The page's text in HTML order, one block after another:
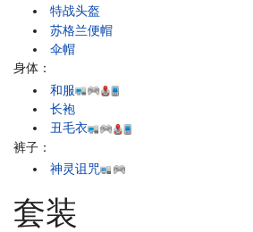
特战头盔
苏格兰便帽
伞帽
身体：
和服
长袍
丑毛衣
裤子：
神灵诅咒
套装